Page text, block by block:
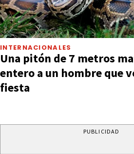
INTERNACIONALES
Una pitón de 7 metros
entero a un hombre que
fiesta
PUBLICIDAD